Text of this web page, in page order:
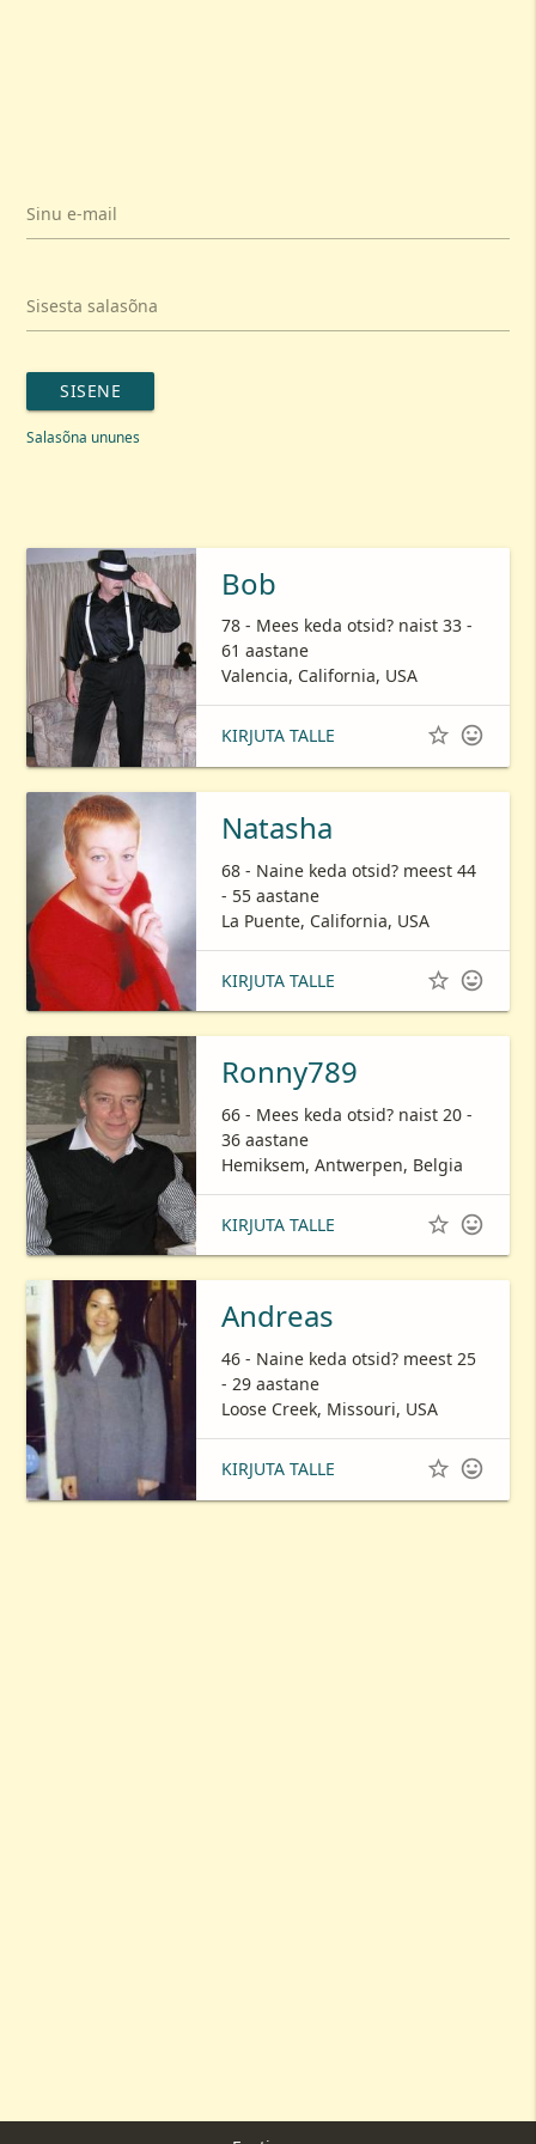
Sinu e-mail
Sisesta salasõna
SISENE
Salasõna ununes
Bob
78 - Mees keda otsid? naist 33 -
61 aastane
Valencia, California, USA
KIRJUTA TALLE  
Natasha
68 - Naine keda otsid? meest 44
- 55 aastane
La Puente, California, USA
KIRJUTA TALLE  
Ronny789
66 - Mees keda otsid? naist 20 -
36 aastane
Hemiksem, Antwerpen, Belgia
KIRJUTA TALLE  
Andreas
46 - Naine keda otsid? meest 25
- 29 aastane
Loose Creek, Missouri, USA
KIRJUTA TALLE  